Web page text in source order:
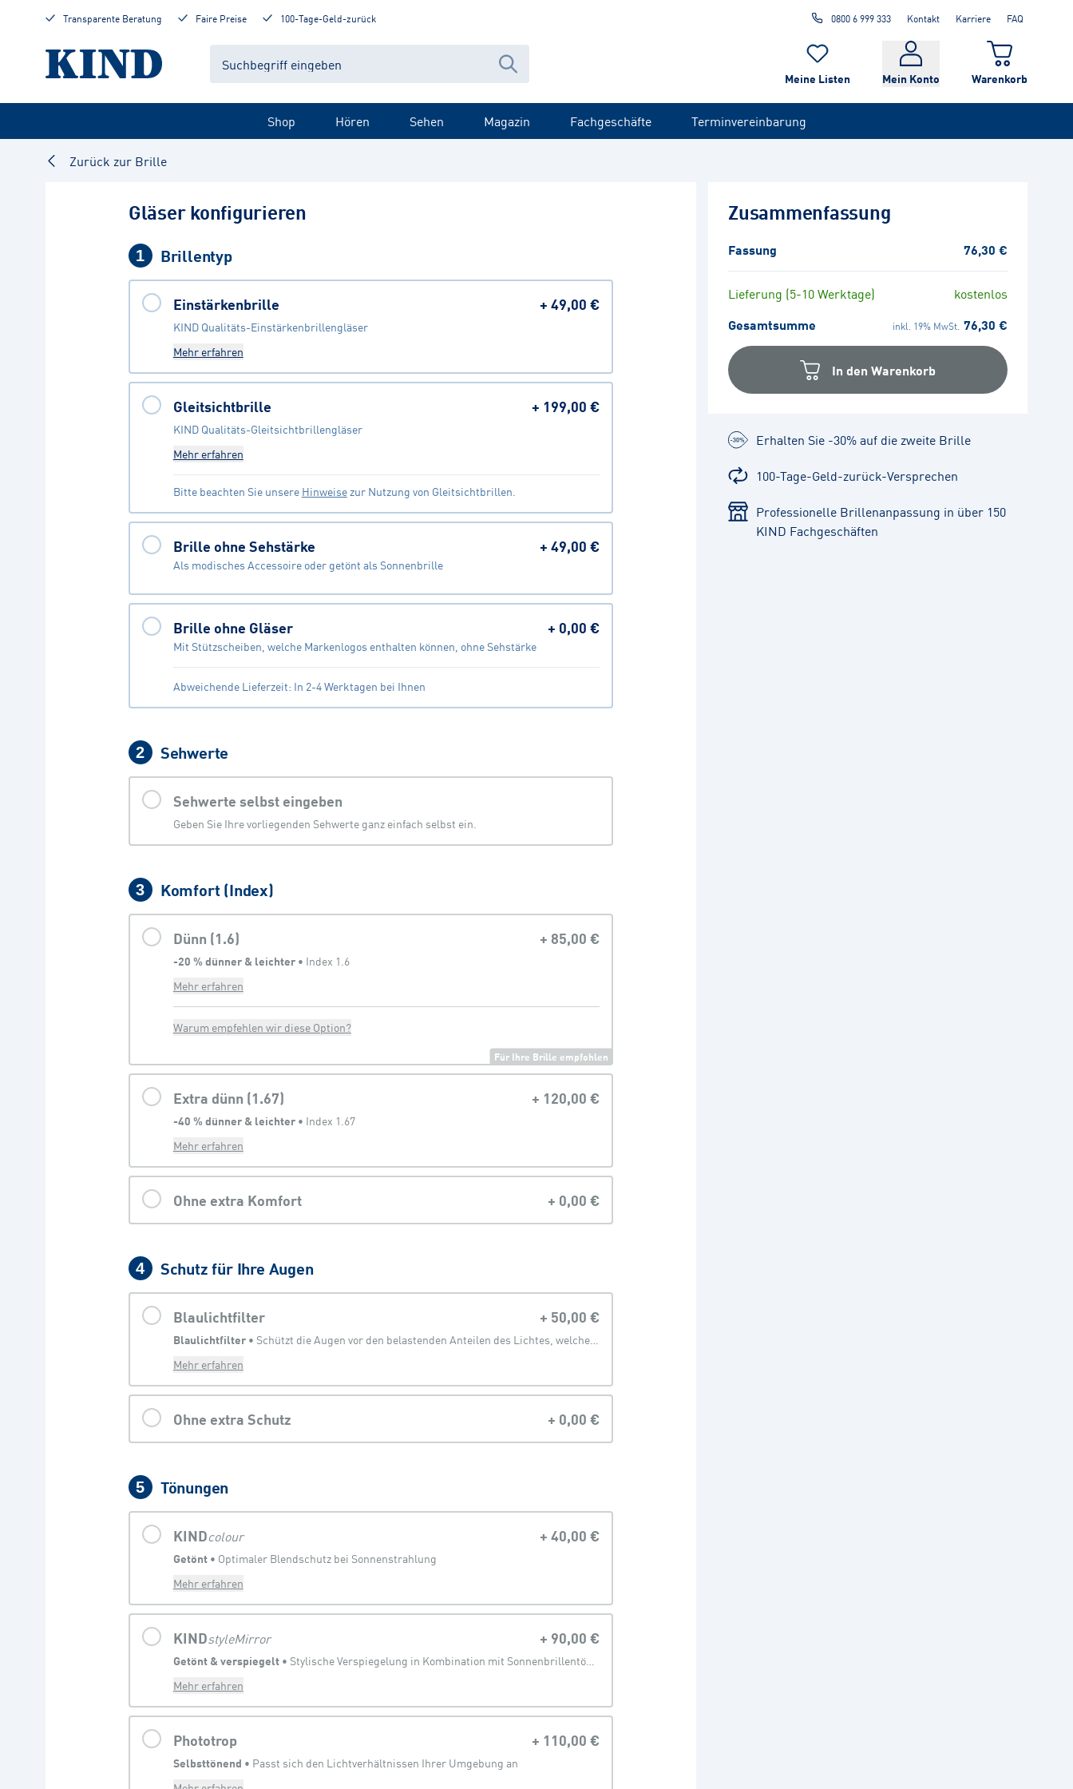
Transparente Beratung Faire Preise 100-Tage-Geld-zurück 0800 6 999 333 Kontakt Karriere FAQ
Meine Listen Mein Konto Warenkorb
Shop Hören Sehen Magazin Fachgeschäfte Terminvereinbarung
Zurück zur Brille
Gläser konfigurieren
1 Brillentyp
Einstärkenbrille +49,00 €
KIND Qualitäts-Einstärkenbrillengläser
Mehr erfahren
Gleitsichtbrille + 199,00 €
KIND Qualitäts-Gleitsichtbrillengläser
Mehr erfahren
Bitte beachten Sie unsere Hinweisezur Nutzung von Gleitsichtbrillen.
Brille ohne Sehstärke +49,00 €
Als modisches Accessoire oder getönt als Sonnenbrille
Brille ohne Gläser + 0,00 €
Mit Stützscheiben, welche Markenlogos enthalten können, ohne Sehstärke
Abweichende Lieferzeit: In 2-4 Werktagen bei Ihnen
2 Sehwerte
Sehwerte selbst eingeben
Geben Sie Ihre vorliegenden Sehwerte ganz einfach selbst ein.
3 Komfort (Index)
Dünn (1.6) + 85,00 €
-20 % dünner & leichter • Index 1.6
Mehr erfahren
Warum empfehlen wir diese Option?
Für Ihre Brille empfohlen
Extra dünn (1.67) + 120,00 €
-40 % dünner & leichter • Index 1.67
Mehr erfahren
Ohne extra Komfort + 0,00 €
4 Schutz für Ihre Augen
Blaulichtfilter + 50,00 €
Blaulichtfilter •
Schützt die Augen vor den belastenden Anteilen des Lichtes, welches von digitalen Geräten abgegeben wird
Mehr erfahren
Ohne extra Schutz + 0,00 €
5 Tönungen
KINDcolour +40,00 €
Getönt • Optimaler Blendschutz bei Sonnenstrahlung
Mehr erfahren
KINDstyleMirror + 90,00 €
Getönt & verspiegelt •
Stylische Verspiegelung in Kombination mit Sonnenbrillentönung
Mehr erfahren
Phototrop + 110,00 €
Selbsttönend • Passt sich den Lichtverhältnissen Ihrer Umgebung an
Zusammenfassung
Fassung 76,30 €
Lieferung (5-10 Werktage)
kostenlos
Gesamtsumme
inkl. 19% MwSt. 76,30 €
In den Warenkorb
Erhalten Sie -30% auf die zweite Brille
100-Tage-Geld-zurück-Versprechen
Professionelle Brillenanpassung in über 150
KIND Fachgeschäften